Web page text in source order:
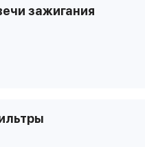
зажигания